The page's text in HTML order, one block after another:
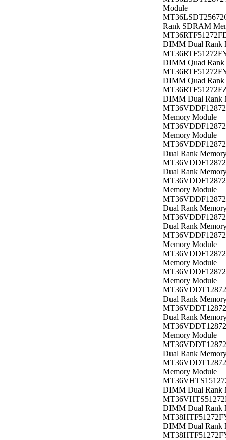
Module
Rank SDRAM
DIMM Dual Rank
DIMM Quad
DIMM Quad
DIMM Dual Rank
Memory Module
Memory Module
Dual Rank
Dual Rank
Memory Module
Dual Rank
Dual Rank
Memory Module
Memory Module
Memory Module
Dual Rank
Dual Rank
Memory Module
Dual Rank
Memory Module
DIMM Dual Rank
DIMM Dual Rank
DIMM Dual Rank